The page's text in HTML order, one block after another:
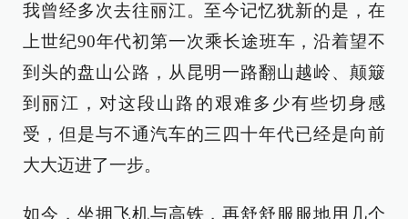
我曾经多次去往丽江。至今记忆犹新的是，在
上世纪90年代初第一次乘长途班车，沿着望不
到头的盘山公路，从昆明一路翻山越岭、颠簸
到丽江，对这段山路的艰难多少有些切身感
受，但是与不通汽车的三四十年代已经是向前
大大迈进了一步。
如今，坐拥飞机与高铁，再舒舒服服地用几个